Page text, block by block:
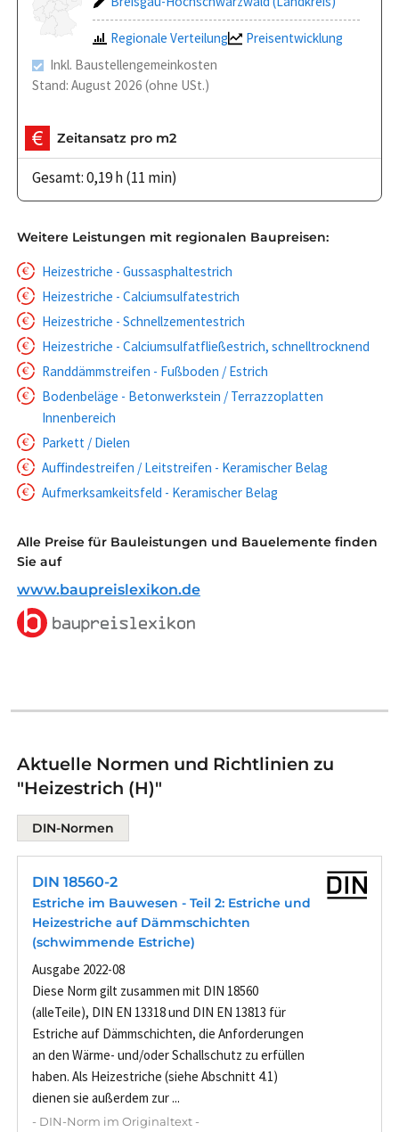
Regionale Verteilung
Preisentwicklung
Inkl. Baustellengemeinkosten
Stand: August 2026 (ohne USt.)
Zeitansatz pro m2
Gesamt: 0,19 h (11 min)
Weitere Leistungen mit regionalen Baupreisen:
Heizestriche - Gussasphaltestrich
Heizestriche - Calciumsulfatestrich
Heizestriche - Schnellzementestrich
Heizestriche - Calciumsulfatfließestrich, schnelltrocknend
Randdämmstreifen - Fußboden / Estrich
Bodenbeläge - Betonwerkstein / Terrazzoplatten
Innenbereich
Parkett / Dielen
Auffindestreifen / Leitstreifen - Keramischer Belag
Aufmerksamkeitsfeld - Keramischer Belag
Alle Preise für Bauleistungen und Bauelemente finden
Sie auf
www.baupreislexikon.de
Aktuelle Normen und Richtlinien zu
"Heizestrich (H)"
DIN-Normen
DIN 18560-2
Estriche im Bauwesen - Teil 2: Estriche und
Heizestriche auf Dämmschichten
(schwimmende Estriche)
Ausgabe 2022-08
Diese Norm gilt zusammen mit DIN 18560
(alleTeile), DIN EN 13318 und DIN EN 13813 für
Estriche auf Dämmschichten, die Anforderungen
an den Wärme- und/oder Schallschutz zu erfüllen
haben. Als Heizestriche (siehe Abschnitt 4.1)
dienen sie außerdem zur ...
- DIN-Norm im Originaltext -